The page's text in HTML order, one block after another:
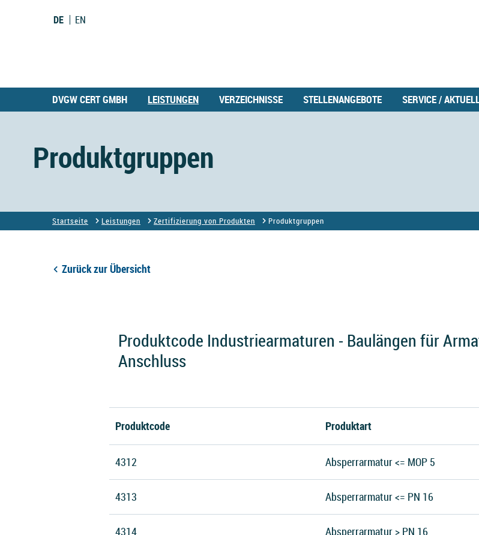
DE EN
DVGW CERT GMBH LEISTUNGEN VERZEICHNISSE STELLENANGEBOTE SERVICE /
Produktgruppen
Startseite Leistungen Zertifizierung von Produkten Produktgruppen
Zurück zur Übersicht
Produktcode Industriearmaturen - Baulängen für
Anschluss
Produktcode Produktart
4312 Absperrarmatur <= MOP 5
4313 Absperrarmatur <= PN 16
4314 Absperrarmatur > PN 16